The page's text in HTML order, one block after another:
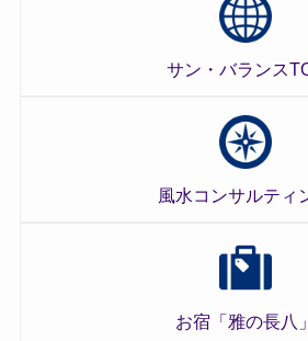
サン・バランス
風水コンサルティ
お宿「雅の長八」